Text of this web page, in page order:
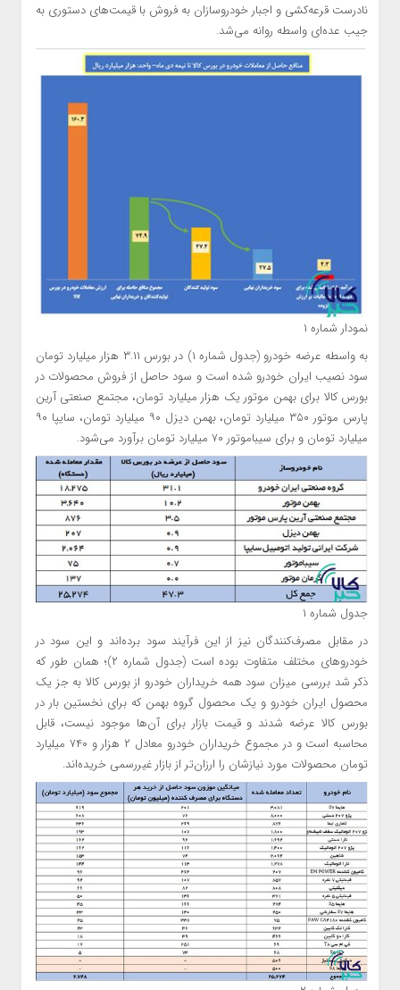
نادرست قرعه‌کشی و اجبار خودروسازان به فروش با قیمت‌های دستوری به
جیب عده‌ای واسطه روانه می‌شد.
نمودار شماره ۱
به واسطه عرضه خودرو (جدول شماره ۱) در بورس ۳.۱۱ هزار میلیارد تومان
سود نصیب ایران خودرو شده است و سود حاصل از فروش محصولات در
بورس کالا برای بهمن موتور یک هزار میلیارد تومان، مجتمع صنعتی آرین
پارس موتور ۳۵۰ میلیارد تومان، بهمن دیزل ۹۰ میلیارد تومان، سایپا ۹۰
میلیارد تومان و برای سیباموتور ۷۰ میلیارد تومان برآورد می‌شود.
جدول شماره ۱
در مقابل مصرف‌کنندگان نیز از این فرآیند سود برده‌اند و این سود در
خودروهای مختلف متفاوت بوده است (جدول شماره ۲)؛ همان طور که
ذکر شد بررسی میزان سود همه خریداران خودرو از بورس کالا به جز یک
محصول ایران خودرو و یک محصول گروه بهمن که برای نخستین بار در
بورس کالا عرضه شدند و قیمت بازار برای آن‌ها موجود نیست، قابل
محاسبه است و در مجموع خریداران خودرو معادل ۲ هزار و ۷۴۰ میلیارد
تومان محصولات مورد نیازشان را ارزان‌تر از بازار غیررسمی خریده‌اند.